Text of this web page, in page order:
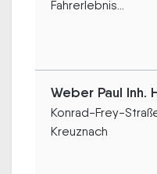
Fahrerlebnis...
Weber Paul Inh.
Konrad-Frey-
Kreuznach